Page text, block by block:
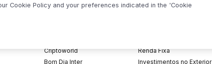
Criptoworld
Bom Dia Inter
Renda Fixa
Investimentos no Exterior
Cookie Policy and your preferences indicated in the 'Cookie